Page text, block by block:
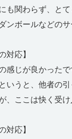
も関わらず、と
ンボールなどの
対応】
感じが良かった
いうと、他者の
、ここは快く受
対応】